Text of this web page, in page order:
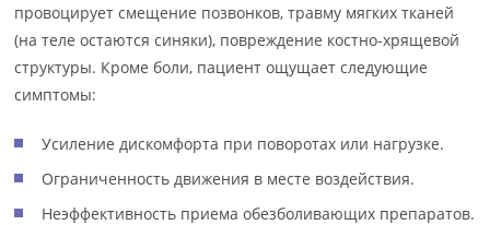
провоцирует смещение позвонков, травму мягких тканей
(на теле остаются синяки), повреждение костно-хрящевой
структуры. Кроме боли, пациент ощущает следующие
симптомы:
Усиление дискомфорта при поворотах или нагрузке.
Ограниченность движения в месте воздействия.
Неэффективность приема обезболивающих препаратов.